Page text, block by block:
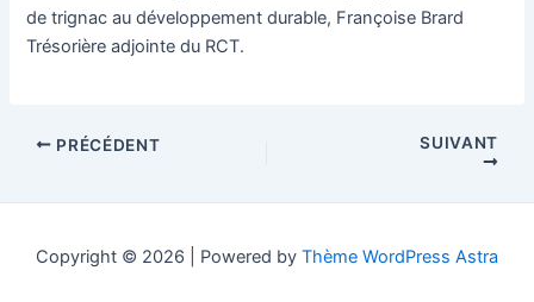
de trignac au développement durable, Françoise Brard
Trésorière adjointe du RCT.
PRÉCÉDENT SUIVANT
Copyright © 2026 | Powered by Thème WordPress Astra